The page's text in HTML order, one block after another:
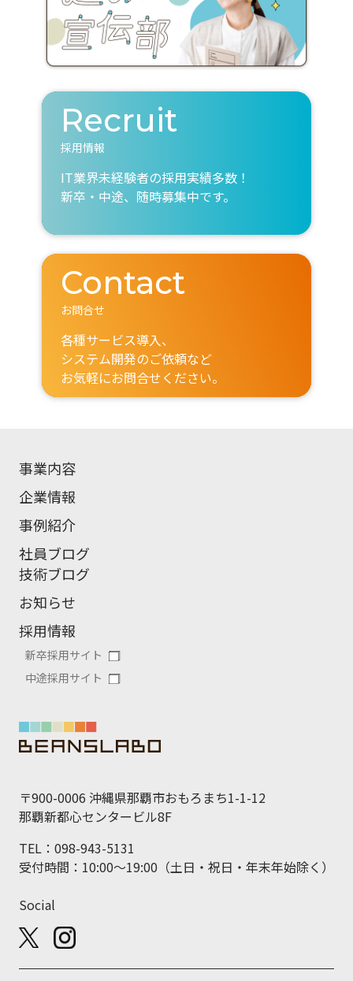
Recruit
採用情報
IT業界未経験者の採用実績多数！
新卒・中途、随時募集中です。
Contact
お問合せ
各種サービス導入、
システム開発のご依頼など
お気軽にお問合せください。
事業内容
企業情報
事例紹介
社員ブログ
技術ブログ
お知らせ
採用情報
新卒採用サイト
中途採用サイト
〒900-0006 沖縄県那覇市おもろまち1-1-12
那覇新都心センタービル8F
TEL：098-943-5131
受付時間：10:00～19:00（土日・祝日・年末年始除く）
Social